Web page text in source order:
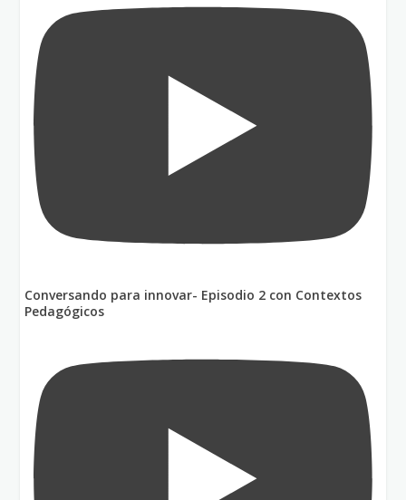
Conversando para innovar- Episodio 2 con Contextos
Pedagógicos